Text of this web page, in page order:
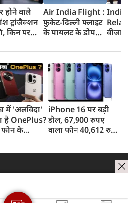
होने वाले
ट्रांजैक्शन
किन पर
बड़ा अपडेट
Air India Flight :
फुकेट-दिल्ली फ्लाइट
के पायलट के डोप
कहा- रिपोर्ट नहीं
मिली, टिप्पणी की
स्थिति में नहीं
वीजा
जेडी
में 'अलविदा'
है OnePlus?
के
iPhone 16 पर बड़ी
डील, 67,900 रुपए
वाला फोन 40,612 रुपए